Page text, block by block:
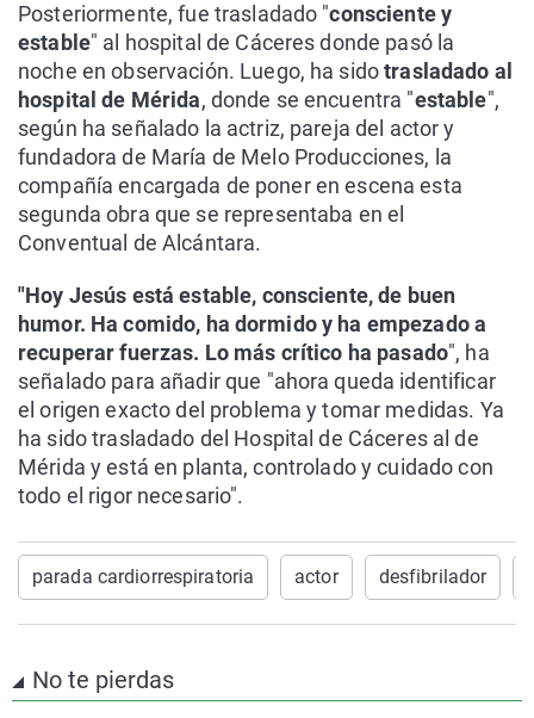
Posteriormente, fue trasladado "consciente y
estable" al hospital de Cáceres donde pasó la
noche en observación. Luego, ha sidotrasladado al
hospital de Mérida, donde se encuentra "estable",
según ha señalado la actriz, pareja del actor y
fundadora de María de Melo Producciones, la
compañía encargada de poner en escena esta
segunda obra que se representaba en el
Conventual de Alcántara.
"Hoy Jesús está estable, consciente, de buen
humor. Ha comido, ha dormido y ha empezado a
recuperar fuerzas. Lo más crítico ha pasado", ha
señalado para añadir que "ahora queda identificar
el origen exacto del problema y tomar medidas. Ya
ha sido trasladado del Hospital de Cáceres al de
Mérida y está en planta, controlado y cuidado con
todo el rigor necesario".
parada cardiorrespiratoria actor desfibrilador
No te pierdas